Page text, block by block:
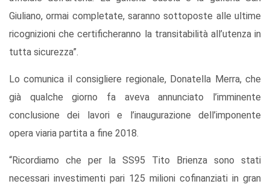
Giuliano, ormai completate, saranno sottoposte alle ultime
ricognizioni che certificheranno la transitabilità all’utenza in
tutta sicurezza”.
Lo comunica il consigliere regionale, Donatella Merra, che
già qualche giorno fa aveva annunciato l’imminente
conclusione dei lavori e l’inaugurazione dell’imponente
opera viaria partita a fine 2018.
“Ricordiamo che per la SS95 Tito Brienza sono stati
necessari investimenti pari 125 milioni cofinanziati in gran